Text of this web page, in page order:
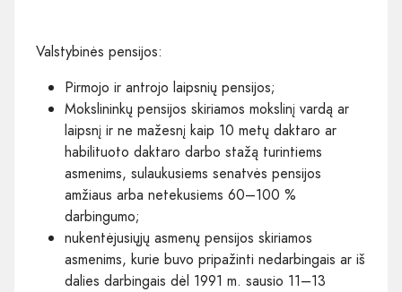
Valstybinės pensijos:
Pirmojo ir antrojo laipsnių pensijos;
Mokslininkų pensijos skiriamos mokslinį vardą ar
laipsnį ir ne mažesnį kaip 10 metų daktaro ar
habilituoto daktaro darbo stažą turintiems
asmenims, sulaukusiems senatvės pensijos
amžiaus arba netekusiems 60–100 %
darbingumo;
nukentėjusiųjų asmenų pensijos skiriamos
asmenims, kurie buvo pripažinti nedarbingais ar iš
dalies darbingais dėl 1991 m. sausio 11–13